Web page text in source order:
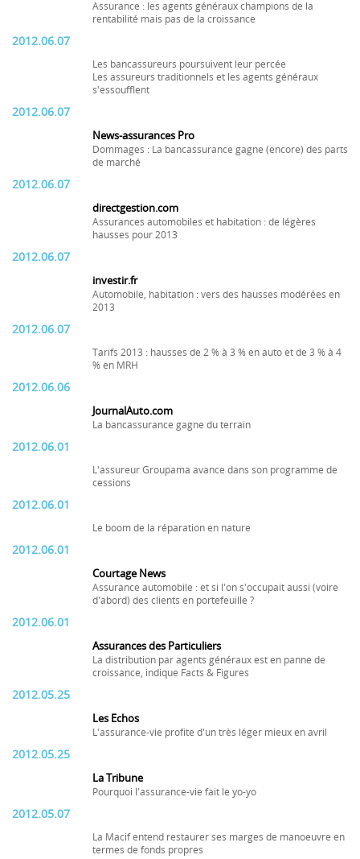
Assurance : les agents généraux champions de la
rentabilité mais pas de la croissance
2012.06.07
Les bancassureurs poursuivent leur percée
Les assureurs traditionnels et les agents généraux
s'essoufflent
2012.06.07
News-assurances Pro
Dommages : La bancassurance gagne (encore) des parts
de marché
2012.06.07
directgestion.com
Assurances automobiles et habitation : de légères
hausses pour 2013
2012.06.07
investir.fr
Automobile, habitation : vers des hausses modérées en
2013
2012.06.07
Tarifs 2013 : hausses de 2 % à 3 % en auto et de 3 % à 4
% en MRH
2012.06.06
JournalAuto.com
La bancassurance gagne du terrain
2012.06.01
L'assureur Groupama avance dans son programme de
cessions
2012.06.01
Le boom de la réparation en nature
2012.06.01
Courtage News
Assurance automobile : et si l'on s'occupait aussi (voire
d'abord) des clients en portefeuille ?
2012.06.01
Assurances des Particuliers
La distribution par agents généraux est en panne de
croissance, indique Facts & Figures
2012.05.25
Les Echos
L'assurance-vie profite d'un très léger mieux en avril
2012.05.25
La Tribune
Pourquoi l'assurance-vie fait le yo-yo
2012.05.07
La Macif entend restaurer ses marges de manoeuvre en
termes de fonds propres